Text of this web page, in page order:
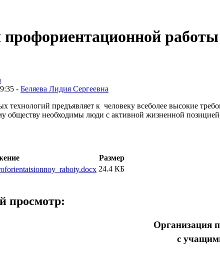
- Беляева Лидия Сергеевна
технологий предъявляет к человеку всеболее высокие
обществу необходимы люди с активной жизненной
Размер
24.4 КБ
просмотр:
Организация
с